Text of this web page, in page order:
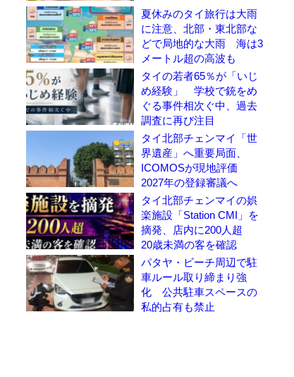
夏休みのタイ旅行は大雨
に注意、北部・東北部な
どで局地的な大雨 海は3
メートル超の高波も
タイの若者65％が「いじ
め経験」 学校で銃をめ
ぐる事件相次ぐ中、過去
調査に再び注目
タイ北部チェンマイ「世
界遺産」へ重要局面、
ICOMOSが現地評価
2027年の登録審議へ
タイ北部チェンマイの娯
楽施設「Station CMI」を
摘発、店内に200人超
20歳未満の客を確認
パタヤ・ビーチ周辺で駐
車ルール取り締まり強
化 公共駐車スペースの
私的占有も禁止